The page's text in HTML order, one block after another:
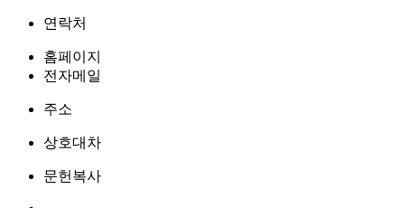
연락처
홈페이지
전자메일
주소
상호대차
문헌복사